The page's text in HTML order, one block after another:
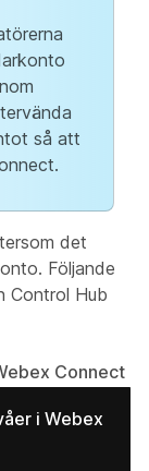
så att
det
Följande
Control Hub
Connect
i Webex